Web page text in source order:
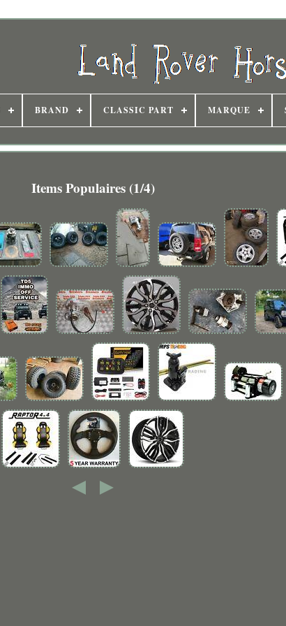
BRAND CLASSIC PART MARQUE
Items Populaires (1/4)